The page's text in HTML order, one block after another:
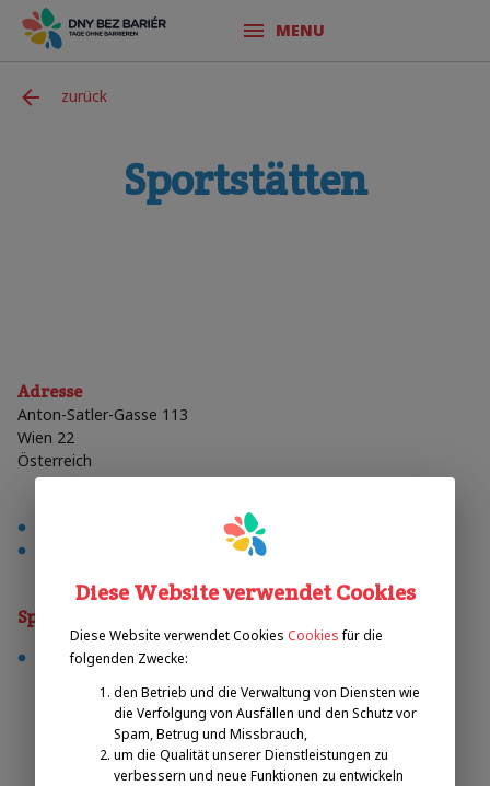
MENU
zurück
Sportstätten
Adresse
Anton-Satler-Gasse 113
Wien 22
Österreich
Sporty
tennis
Diese Website verwendet Cookies
Diese Website verwendet Cookies Cookies für die
folgenden Zwecke:
den Betrieb und die Verwaltung von Diensten wie
die Verfolgung von Ausfällen und den Schutz vor
Spam, Betrug und Missbrauch,
um die Qualität unserer Dienstleistungen zu
verbessern und neue Funktionen zu entwickeln